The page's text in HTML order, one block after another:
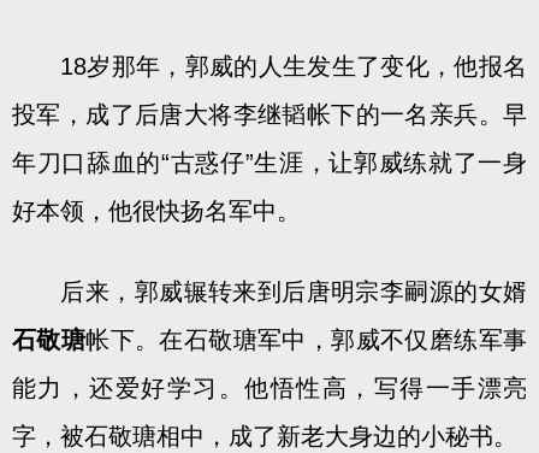
18岁那年，郭威的人生发生了变化，他报名
投军，成了后唐大将李继韬帐下的一名亲兵。早
年刀口舔血的“古惑仔”生涯，让郭威练就了一身
好本领，他很快扬名军中。
后来，郭威辗转来到后唐明宗李嗣源的女婿
石敬瑭帐下。在石敬瑭军中，郭威不仅磨练军事
能力，还爱好学习。他悟性高，写得一手漂亮
字，被石敬瑭相中，成了新老大身边的小秘书。